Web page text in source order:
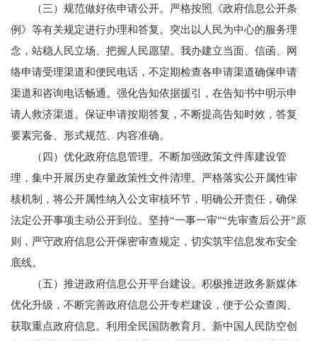
（三）规范做好依申请公开。严格按照《政府信息公开条
例》等有关规定进行办理和答复。突出以人民为中心的服务理
念，站稳人民立场、把握人民愿望。我办建立当面、信函、网
络申请受理渠道和便民电话，不定期检查各申请渠道确保申请
渠道和咨询电话畅通。强化告知依据援引，在告知书中明示申
请人救济渠道。保证申请按期答复，不断提高告知时效，答复
要素完备、形式规范、内容准确。
（四）优化政府信息管理。不断加强政策文件库建设管
理，集中开展历史存量政策性文件清理。严格落实公开属性审
核机制，将公开属性纳入公文审核环节，明确公开责任，确保
法定公开事项主动公开到位。坚持“一事一审”“先审查后公开”原
则，严守政府信息公开保密审查规定，切实筑牢信息发布安全
底线。
（五）推进政府信息公开平台建设。积极推进政务新媒体
优化升级，不断完善政府信息公开专栏建设，便于公众查阅、
获取重点政府信息。利用全民国防教育月、新中国人民防空创